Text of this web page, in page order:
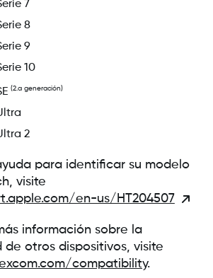
7
8
9
10
(2.a generación)
2
para identificar su modelo
visite
en-us/HT204507
información sobre la
otros dispositivos, visite
compatibility.